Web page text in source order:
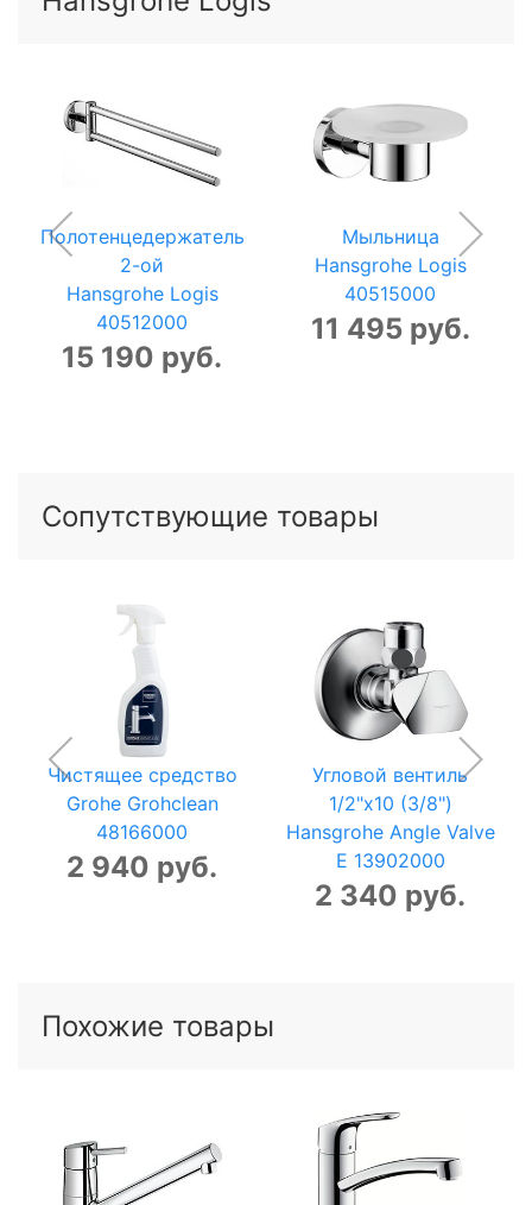
Полотенцедержатель
2-ой
Hansgrohe Logis
40512000
15 190 руб.
Мыльница
Hansgrohe Logis
40515000
11 495 руб.
Сопутствующие товары
Чистящее средство
Grohe Grohclean
48166000
2 940 руб.
Угловой вентиль
1/2"x10 (3/8")
Hansgrohe Angle Valve
E 13902000
2 340 руб.
Похожие товары